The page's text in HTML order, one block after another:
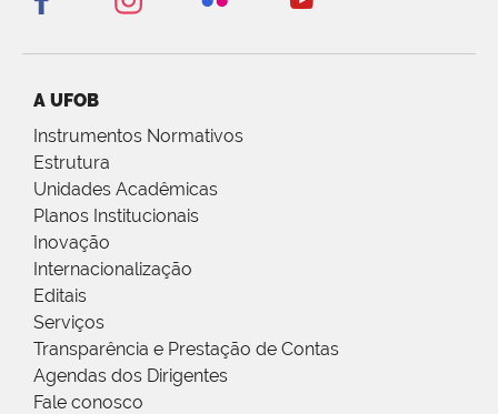
A UFOB
Instrumentos Normativos
Estrutura
Unidades Acadêmicas
Planos Institucionais
Inovação
Internacionalização
Editais
Serviços
Transparência e Prestação de Contas
Agendas dos Dirigentes
Fale conosco